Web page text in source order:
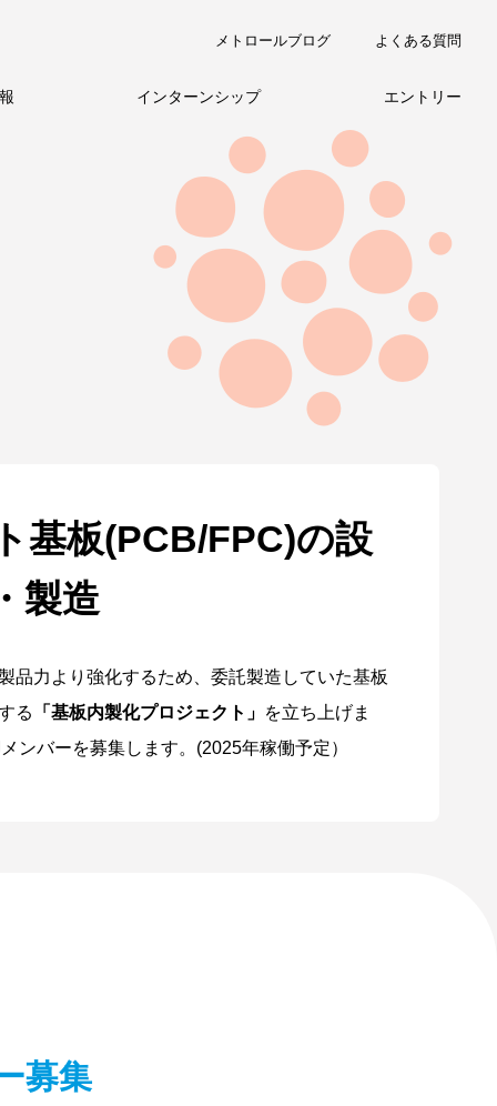
メトロールブログ よくある質問
インターンシップ エントリー
基板(PCB/FPC)の設
製造
品力より強化するため、委託製造していた基板
る
「基板内製化プロジェクト」 を立ち上げま
ンバーを募集します。(2025年稼働予定）
募集